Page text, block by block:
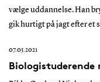
vælge uddannelse. Han
gik hurtigt på jagt efter et
07.05.2021